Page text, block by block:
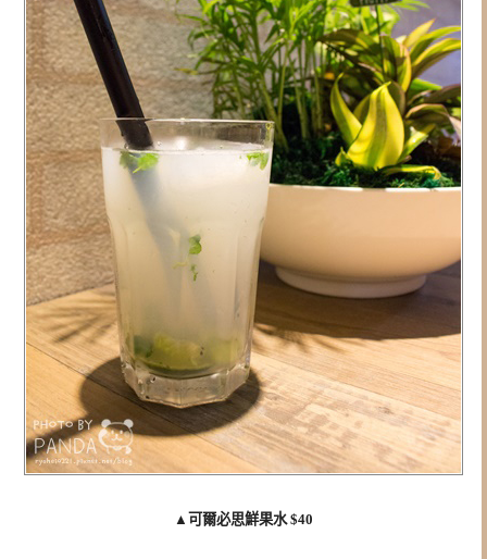
▲ 可爾必思鮮果水 $40